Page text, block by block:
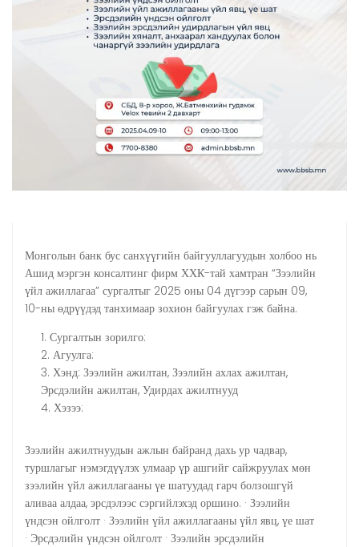
Монголын банк бус санхүүгийн байгууллагуудын холбоо нь
Ашид мэргэн консалтинг фирм ХХК-тай хамтран “Зээлийн
үйл ажиллагаа” сургалтыг 2025 оны 04 дүгээр сарын 09,
10-ны өдрүүдэд танхимаар зохион байгуулах гэж байна. ​
Сургалтын зорилго:
Агуулга:
Хэнд: Зээлийн ажилтан, Зээлийн ахлах ажилтан,
Эрсдэлийн ажилтан, Удирдах ажилтнууд
Хэзээ:
Зээлийн ажилтнуудын ажлын байранд дахь ур чадвар,
туршлагыг нэмэгдүүлэх улмаар үр ашгийг сайжруулах мөн
зээлийн үйл ажиллагааны үе шатуудад гарч болзошгүй
аливаа алдаа, эрсдэлээс сэргийлэхэд оршино. · Зээлийн
үндсэн ойлголт · Зээлийн үйл ажиллагааны үйл явц, үе шат
· Эрсдэлийн үндсэн ойлголт · Зээлийн эрсдэлийн